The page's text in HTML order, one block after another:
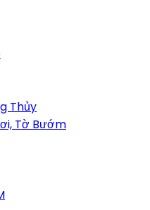
Thủy
Tờ Bướm